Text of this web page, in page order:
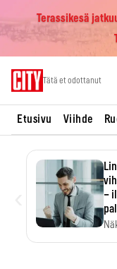
Terassikesä
Tätä et odottanut
Etusivu Viihde
–